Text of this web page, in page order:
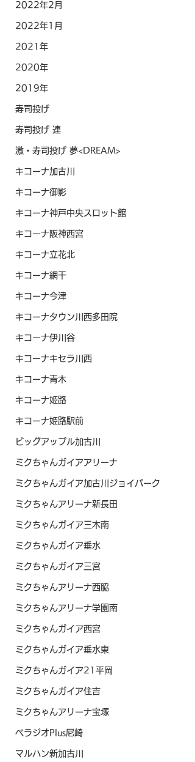
2022年2月
2022年1月
2021年
2020年
2019年
寿司投げ
寿司投げ 連
激・寿司投げ 夢<DREAM>
キコーナ加古川
キコーナ御影
キコーナ神戸中央スロット館
キコーナ阪神西宮
キコーナ立花北
キコーナ網干
キコーナ今津
キコーナタウン川西多田院
キコーナ伊川谷
キコーナキセラ川西
キコーナ青木
キコーナ姫路
キコーナ姫路駅前
ビッグアップル加古川
ミクちゃんガイアアリーナ
ミクちゃんガイア加古川ジョイパーク
ミクちゃんアリーナ新長田
ミクちゃんガイア三木南
ミクちゃんガイア垂水
ミクちゃんガイア三宮
ミクちゃんアリーナ西脇
ミクちゃんアリーナ学園南
ミクちゃんガイア西宮
ミクちゃんガイア垂水東
ミクちゃんガイア21平岡
ミクちゃんガイア住吉
ミクちゃんアリーナ宝塚
ベラジオPlus尼崎
マルハン新加古川